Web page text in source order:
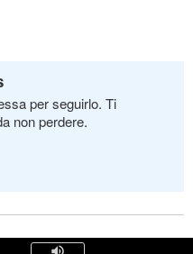
per seguirlo. Ti
non perdere.